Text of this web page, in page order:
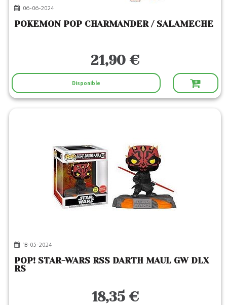
06-06-2024
POKEMON POP CHARMANDER / SALAMECHE
21,90 €
Disponible
18-05-2024
POP! STAR-WARS RSS DARTH MAUL GW DLX
RS
18,35 €